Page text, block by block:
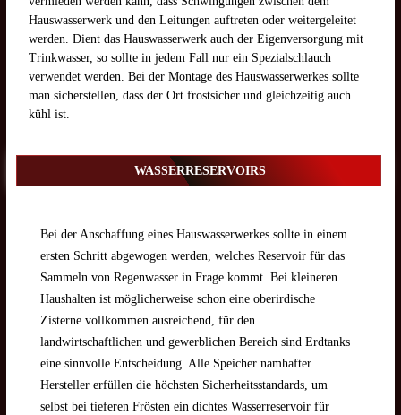
Hauswasserwerk und den Leitungen auftreten oder weitergeleitet
werden. Dient das Hauswasserwerk auch der Eigenversorgung mit
Trinkwasser, so sollte in jedem Fall nur ein Spezialschlauch
verwendet werden. Bei der Montage des Hauswasserwerkes sollte
man sicherstellen, dass der Ort frostsicher und gleichzeitig auch
kühl ist.
WASSERRESERVOIRS
Bei der Anschaffung eines Hauswasserwerkes sollte in einem
ersten Schritt abgewogen werden, welches Reservoir für das
Sammeln von Regenwasser in Frage kommt. Bei kleineren
Haushalten ist möglicherweise schon eine oberirdische
Zisterne vollkommen ausreichend, für den
landwirtschaftlichen und gewerblichen Bereich sind Erdtanks
eine sinnvolle Entscheidung. Alle Speicher namhafter
Hersteller erfüllen die höchsten Sicherheitsstandards, um
selbst bei tieferen Frösten ein dichtes Wasserreservoir für